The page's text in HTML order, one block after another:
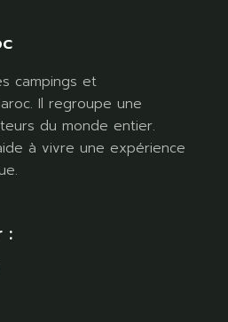
campings et
Il regroupe une
du monde entier.
à vivre une expérience
: